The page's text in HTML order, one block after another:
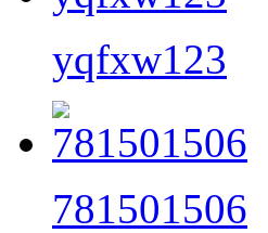
yqfxw123
781501506